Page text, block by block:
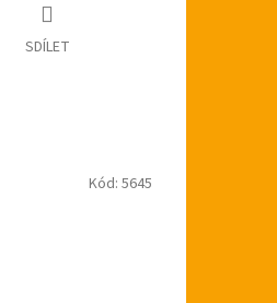
SDÍLET
Kód: 5645